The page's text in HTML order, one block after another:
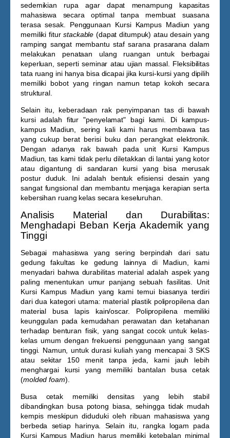
sedemikian rupa agar dapat menampung kapasitas
mahasiswa secara optimal tanpa membuat suasana
terasa sesak. Penggunaan Kursi Kampus Madiun yang
memiliki fiturstackable (dapat ditumpuk) atau desain yang
ramping sangat membantu staf sarana prasarana dalam
melakukan penataan ulang ruangan untuk berbagai
keperluan, seperti seminar atau ujian massal. Fleksibilitas
tata ruang ini hanya bisa dicapai jika kursi-kursi yang dipilih
memiliki bobot yang ringan namun tetap kokoh secara
struktural.
Selain itu, keberadaan rak penyimpanan tas di bawah
kursi adalah fitur "penyelamat" bagi kami. Di kampus-
kampus Madiun, sering kali kami harus membawa tas
yang cukup berat berisi buku dan perangkat elektronik.
Dengan adanya rak bawah pada unit Kursi Kampus
Madiun , tas kami tidak perlu diletakkan di lantai yang kotor
atau digantung di sandaran kursi yang bisa merusak
postur duduk. Ini adalah bentuk efisiensi desain yang
sangat fungsional dan membantu menjaga kerapian serta
kebersihan ruang kelas secara keseluruhan.
Analisis Material dan Durabilitas:
Menghadapi Beban Kerja Akademik yang
Tinggi
Sebagai mahasiswa yang sering berpindah dari satu
gedung fakultas ke gedung lainnya di Madiun, kami
menyadari bahwa durabilitas material adalah aspek yang
paling menentukan umur panjang sebuah fasilitas. Unit
Kursi Kampus Madiun yang kami temui biasanya terdiri
dari dua kategori utama: material plastik polipropilena dan
material busa lapis kain/oscar. Polipropilena memiliki
keunggulan pada kemudahan perawatan dan ketahanan
terhadap benturan fisik, yang sangat cocok untuk kelas-
kelas umum dengan frekuensi penggunaan yang sangat
tinggi. Namun, untuk durasi kuliah yang mencapai 3 SKS
atau sekitar 150 menit tanpa jeda, kami jauh lebih
menghargai kursi yang memiliki bantalan busa cetak
(molded foam).
Busa cetak memiliki densitas yang lebih stabil
dibandingkan busa potong biasa, sehingga tidak mudah
kempis meskipun diduduki oleh ribuan mahasiswa yang
berbeda setiap harinya. Selain itu, rangka logam pada
Kursi Kampus Madiun harus memiliki ketebalan minimal